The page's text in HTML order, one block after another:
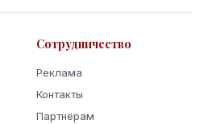
Сотрудничество
Реклама
Контакты
Партнёрам